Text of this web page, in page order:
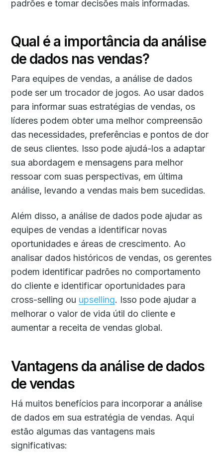
padrões e tomar decisões mais informadas.
Qual é a importância da análise
de dados nas vendas?
Para equipes de vendas, a análise de dados
pode ser um trocador de jogos. Ao usar dados
para informar suas estratégias de vendas, os
líderes podem obter uma melhor compreensão
das necessidades, preferências e pontos de dor
de seus clientes. Isso pode ajudá-los a adaptar
sua abordagem e mensagens para melhor
ressoar com suas perspectivas, em última
análise, levando a vendas mais bem sucedidas.
Além disso, a análise de dados pode ajudar as
equipes de vendas a identificar novas
oportunidades e áreas de crescimento. Ao
analisar dados históricos de vendas, os gerentes
podem identificar padrões no comportamento
do cliente e identificar oportunidades para
cross-selling ou upselling. Isso pode ajudar a
melhorar o valor de vida útil do cliente e
aumentar a receita de vendas global.
Vantagens da análise de dados
de vendas
Há muitos benefícios para incorporar a análise
de dados em sua estratégia de vendas. Aqui
estão algumas das vantagens mais
significativas: